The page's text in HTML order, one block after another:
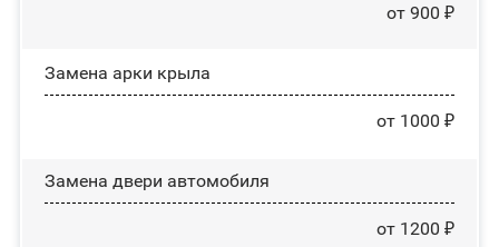
от 900 ₽
Замена арки крыла
от 1000 ₽
Замена двери автомобиля
от 1200 ₽